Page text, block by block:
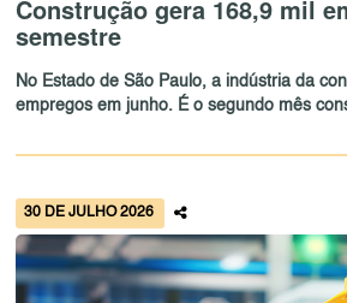
Construção gera 168,9 mil
semestre
No Estado de São Paulo, a indústria da
empregos em junho. É o segundo mês
30 DE JULHO 2026